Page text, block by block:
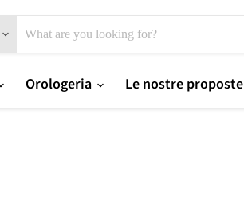
Orologeria Le nostre proposte